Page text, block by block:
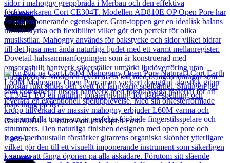
Läs mer
Cort
Cort AD810-E Electro-Acoustic Open Pore
2 989kr
Läs mer